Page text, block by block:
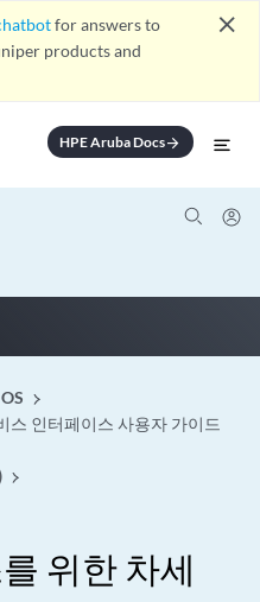
for answers to
products and
close
HPE Aruba Docsarrow_forward
스 인터페이스 사용자 가이드
위한 차세